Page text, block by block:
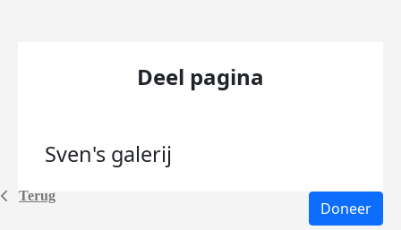
Terug
Deel pagina
Sven's galerij
Doneer